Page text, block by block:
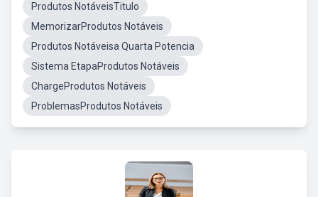
Produtos NotáveisTitulo
MemorizarProdutos Notáveis
Produtos Notáveisa Quarta Potencia
Sistema EtapaProdutos Notáveis
ChargeProdutos Notáveis
ProblemasProdutos Notáveis